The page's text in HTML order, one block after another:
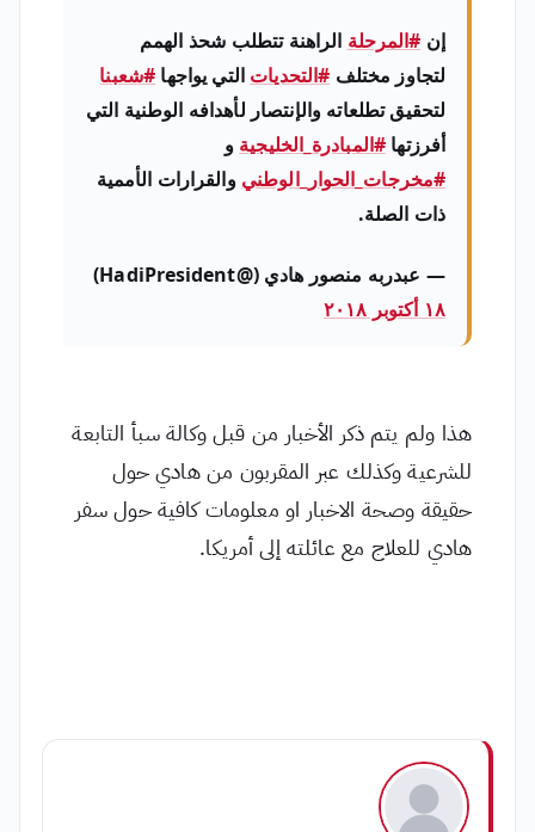
إن #المرحلة الراهنة تتطلب شحذ الهمم
لتجاوز مختلف #التحديات التي يواجها#شعبنا
لتحقيق تطلعاته والإنتصار لأهدافه الوطنية التي
أفرزتها#المبادرة_الخليجية و
#مخرجات_الحوار_الوطني والقرارات الأممية
ذات الصلة.
— عبدربه منصور هادي (@HadiPresident)
١٨ أكتوبر ٢٠١٨
هذا ولم يتم ذكر الأخبار من قبل وكالة سبأ التابعة
للشرعية وكذلك عبر المقربون من هادي حول
حقيقة وصحة الاخبار او معلومات كافية حول سفر
هادي للعلاج مع عائلته إلى أمريكا.